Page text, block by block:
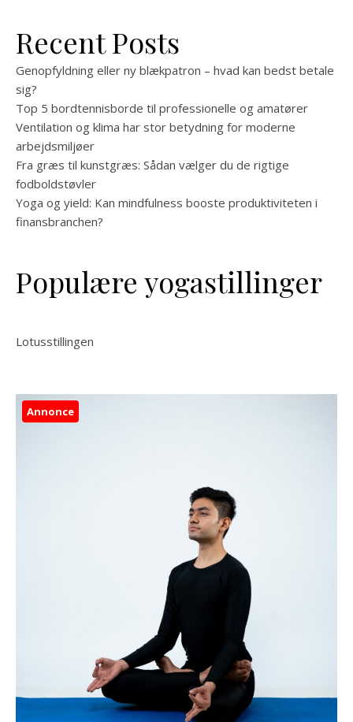
Recent Posts
Genopfyldning eller ny blækpatron – hvad kan bedst betale
sig?
Top 5 bordtennisborde til professionelle og amatører
Ventilation og klima har stor betydning for moderne
arbejdsmiljøer
Fra græs til kunstgræs: Sådan vælger du de rigtige
fodboldstøvler
Yoga og yield: Kan mindfulness booste produktiviteten i
finansbranchen?
Populære yogastillinger
Lotusstillingen
Annonce